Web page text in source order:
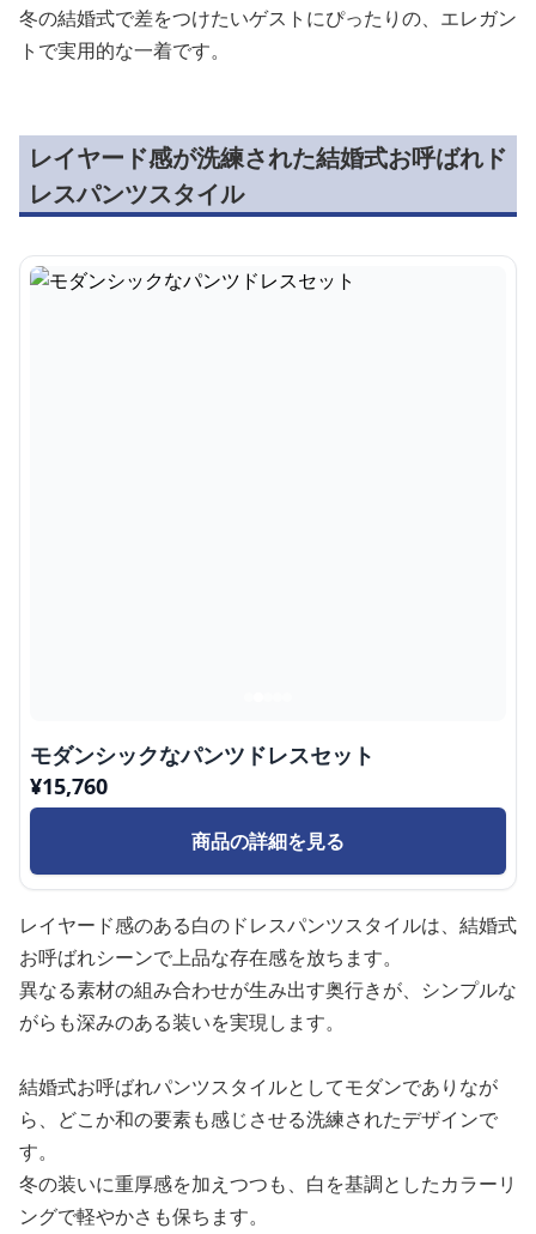
冬の結婚式で差をつけたいゲストにぴったりの、エレガン
トで実用的な一着です。
レイヤード感が洗練された結婚式お呼ばれド
レスパンツスタイル
モダンシックなパンツドレスセット
¥15,760
商品の詳細を見る
レイヤード感のある白のドレスパンツスタイルは、結婚式
お呼ばれシーンで上品な存在感を放ちます。
異なる素材の組み合わせが生み出す奥行きが、シンプルな
がらも深みのある装いを実現します。
結婚式お呼ばれパンツスタイルとしてモダンでありなが
ら、どこか和の要素も感じさせる洗練されたデザインで
す。
冬の装いに重厚感を加えつつも、白を基調としたカラーリ
ングで軽やかさも保ちます。